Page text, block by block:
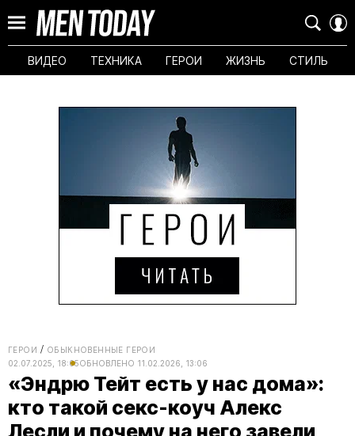
ВИДЕО ТЕХНИКА ГЕРОИ ЖИЗНЬ СТИЛЬ
ГЕРОИ
ОБЫКНОВЕННЫЕ ГЕРОИ
02.07.2025, 18:05ОБНОВЛЕНО 11.02.2026, 13:06
«Эндрю Тейт есть у нас дома»:
кто такой секс-коуч Алекс
Лесли и почему на него завели